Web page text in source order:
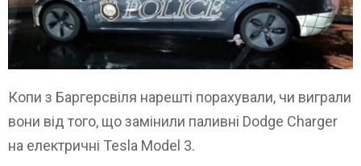
Копи з Баргерсвіля нарешті порахували, чи виграли
вони від того, що замінили паливні Dodge Charger
на електричні Tesla Model 3.